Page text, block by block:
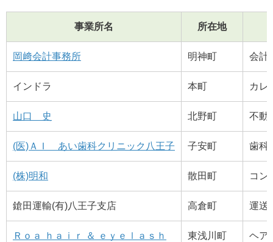
事業所名 所在地
岡﨑会計事務所 明神町 会計
インドラ 本町 カレ
山口 史 北野町 不動
(医)ＡＩ あい歯科クリニック八王子 子安町 歯科
(株)明和 散田町 コン
鎗田運輸(有)八王子支店 高倉町 運送
Ｒｏａ ｈａｉｒ ＆ ｅｙｅｌａｓｈ 東浅川町 ヘア